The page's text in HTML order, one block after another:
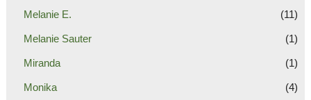
Melanie E. (11)
Melanie Sauter (1)
Miranda (1)
Monika (4)